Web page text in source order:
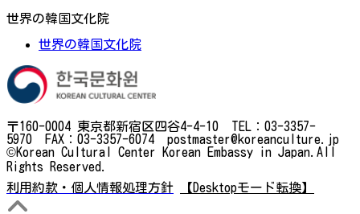
世界の韓国文化院
世界の韓国文化院
〒160-0004 東京都新宿区四谷4-4-10 TEL：03-3357-
5970 FAX：03-3357-6074 postmaster@koreanculture.jp
©Korean Cultural Center Korean Embassy in Japan.All
Rights Reserved.
利用約款・個人情報処理方針
【Desktopモード転換】